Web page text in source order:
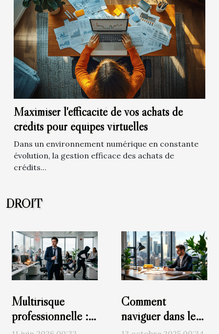
Maximiser l'efficacité de vos achats de
crédits pour équipes virtuelles
Dans un environnement numérique en constante
évolution, la gestion efficace des achats de
crédits...
DROIT
Multirisque
professionnelle :
les scénarios
Comment
naviguer dans les
défis du télétravail